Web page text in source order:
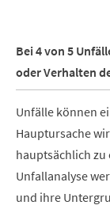
Bei 4 von 5
oder Verhalten
Unfälle können
Hauptursache
hauptsächlich
Unfallanalyse
und ihre